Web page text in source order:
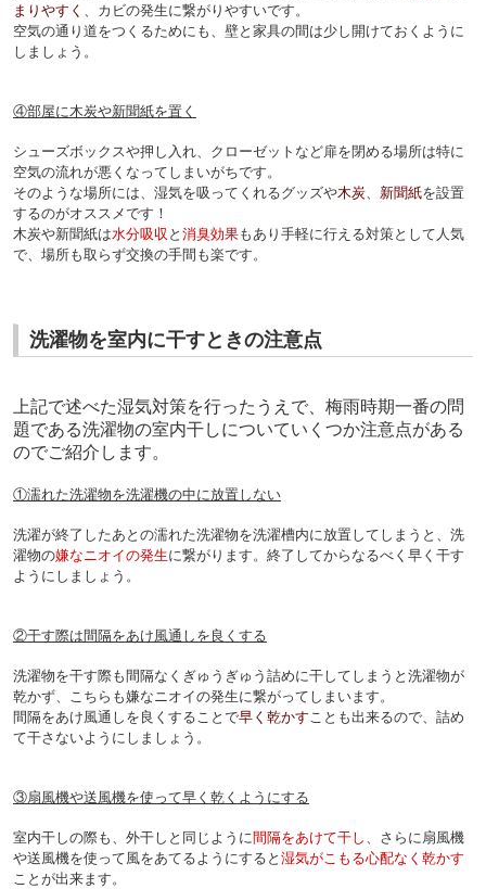
まりやすく
、カビの発生に繋がりやすいです。
空気の通り道をつくるためにも、壁と家具の間は少し開けておくように
しましょう。
④部屋に木炭や新聞紙を置く
シューズボックスや押し入れ、クローゼットなど扉を閉める場所は特に
空気の流れが悪くなってしまいがちです。
そのような場所には、湿気を吸ってくれるグッズや木炭、 新聞紙を設置
するのがオススメです！
木炭や新聞紙は水分吸収 と 消臭効果もあり手軽に行える対策として人気
で、場所も取らず交換の手間も楽です。
洗濯物を室内に干すときの注意点
上記で述べた湿気対策を行ったうえで、梅雨時期一番の問
題である洗濯物の室内干しについていくつか注意点がある
のでご紹介します。
①濡れた洗濯物を洗濯機の中に放置しない
洗濯が終了したあとの濡れた洗濯物を洗濯槽内に放置してしまうと、洗
濯物の嫌なニオイの発生に繋がります。 終了してからなるべく早く干す
ようにしましょう。
②干す際は間隔をあけ風通しを良くする
洗濯物を干す際も間隔なくぎゅうぎゅう詰めに干してしまうと洗濯物が
乾かず、こちらも嫌なニオイの発生に繋がってしまいます。
間隔をあけ風通しを良くすることで早く乾かす ことも出来るので、詰め
て干さないようにしましょう。
③扇風機や送風機を使って早く乾くようにする
室内干しの際も、外干しと同じように間隔をあけて干し
、さらに扇風機
や送風機を使って風をあてるようにすると 湿気がこもる心配なく乾かす
ことが出来ます。